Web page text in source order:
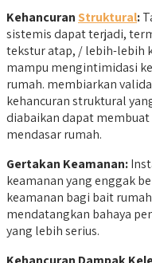
KehancuranStruktural:
sistemis dapat terjadi,
tekstur atap, / lebih-lebih
mampu mengintimidasi
rumah. membiarkan
kehancuran struktural
diabaikan dapat membuat
mendasar rumah.
Gertakan Keamanan:
keamanan yang enggak
keamanan bagi bait
mendatangkan bahaya
yang lebih serius.